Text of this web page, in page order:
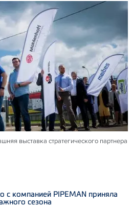
выставка стратегического партнера
с компанией PIPEMAN приняла
сезона